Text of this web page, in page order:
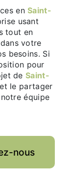
enSaint-
usant
tout en
votre
besoins. Si
pour
deSaint-
le partager
équipe
nous